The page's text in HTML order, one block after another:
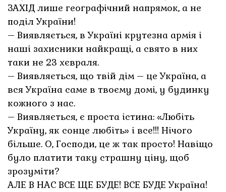
ЗАХІД лише географічний напрямок, а не
поділ України!
– Виявляється, в Україні крутезна армія і
наші захисники найкращі, а свято в них
таки не 23 хєвраля.
– Виявляється, що твій дім – це Україна, а
вся Україна саме в твоєму домі, у будинку
кожного з нас.
– Виявляється, є проста істина: «Любіть
Україну, як сонце любіть» і все!!! Нічого
більше. О, Господи, це ж так просто! Навіщо
було платити таку страшну ціну, щоб
зрозуміти?
АЛЕ В НАС ВСЕ ЩЕ БУДЕ! ВСЕ БУДЕ Україна!